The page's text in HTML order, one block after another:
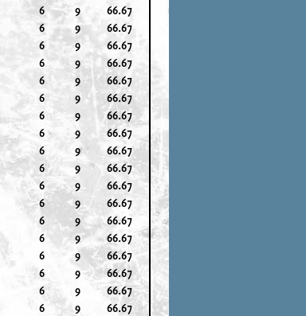
6 9
66.67
6 9
66.67
6 9
66.67
6 9
66.67
6 9
66.67
6 9
66.67
6 9
66.67
6 9
66.67
6 9
66.67
6 9
66.67
6 9
66.67
6 9
66.67
6 9
66.67
6 9
66.67
6 9
66.67
6 9
66.67
6 9
66.67
6 9
66.67